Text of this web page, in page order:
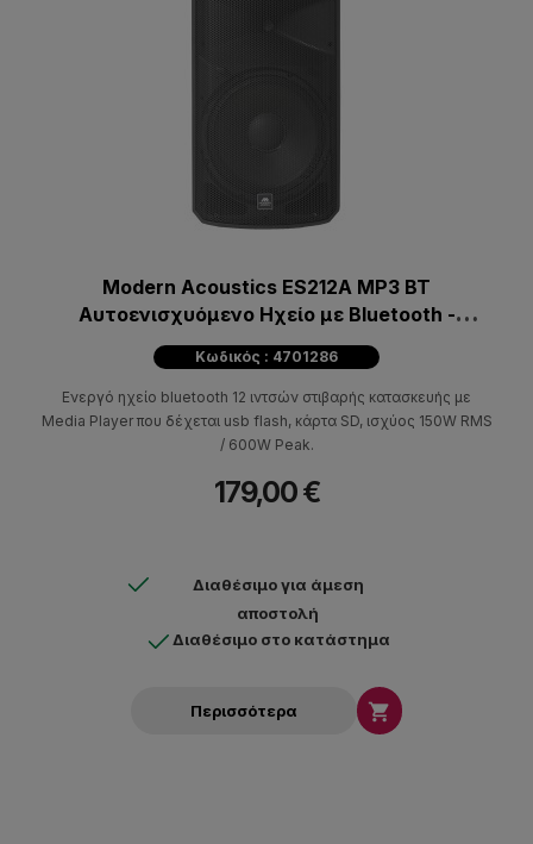
Modern Acoustics ES212A MP3 BT
Αυτοενισχυόμενο Ηχείο με Bluetooth -
Μαύρο
Κωδικός : 4701286
Ενεργό ηχείο bluetooth 12 ιντσών στιβαρής κατασκευής με
Media Player που δέχεται usb flash, κάρτα SD, ισχύος 150W RMS
/ 600W Peak.
179,00 €
Διαθέσιμο για άμεση
αποστολή
Διαθέσιμο στο κατάστημα
Περισσότερα 